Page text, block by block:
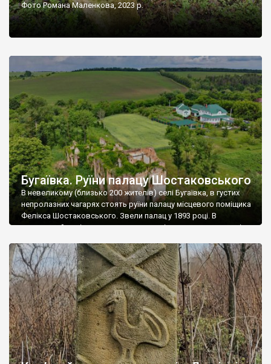
Фото Романа Маленкова, 2023 р.
Бугаївка. Руїни палацу Шостаковського
В невеликому (близько 200 жителів) селі Бугаївка, в густих
непролазних чагарях стоять руїни палацу місцевого поміщика
Фелікса Шостаковського. Звели палац у 1893 році. В
радянський період у ньому спочатку містилася школа, потім
століття тут розмістили туберкульозну лікарню. Коли із
палацу виїхала лікарня – ми точно не […]